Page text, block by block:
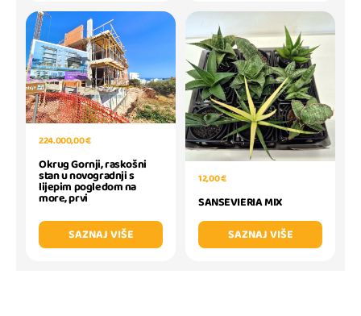
224.000,00 €
Okrug Gornji, raskošni
stan u novogradnji s
lijepim pogledom na
more, prvi
SAZNAJ VIŠE
12,00 €
SANSEVIERIA MIX
SAZNAJ VIŠE